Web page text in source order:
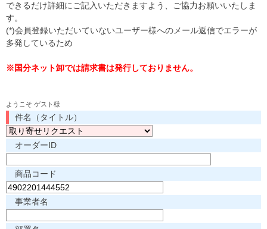
できるだけ詳細にご記入いただきますよう、ご協力お願いいたしま
す。
(*)会員登録いただいていないユーザー様へのメール返信でエラーが
多発しているため
※国分ネット卸では請求書は発行しておりません。
ようこそ ゲスト様
件名（タイトル）
オーダーID
商品コード
事業者名